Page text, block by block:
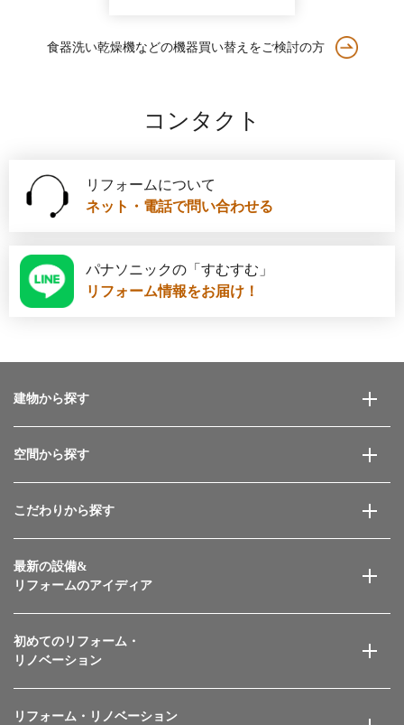
食器洗い乾燥機などの機器買い替えをご検討の方
コンタクト
リフォームについて
ネット・電話で問い合わせる
パナソニックの「すむすむ」
リフォーム情報をお届け！
建物から探す
空間から探す
こだわりから探す
最新の設備&
リフォームのアイディア
初めてのリフォーム・
リノベーション
リフォーム・リノベーション